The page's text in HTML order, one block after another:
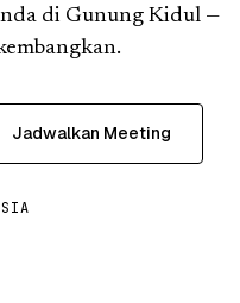
di Gunung Kidul —
Jadwalkan Meeting